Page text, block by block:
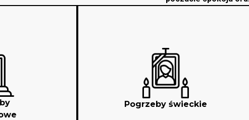
Pogrzeby świeckie